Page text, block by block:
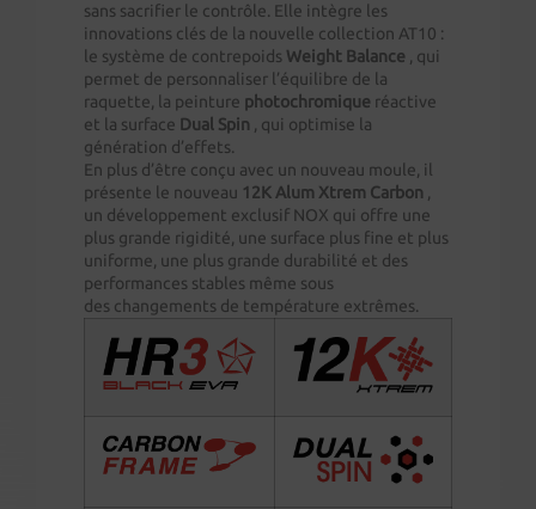
sans sacrifier le contrôle. Elle intègre les
innovations clés de la nouvelle collection AT10 :
le système de contrepoids Weight Balance , qui
permet de personnaliser l’équilibre de la
raquette, la peinture photochromique réactive
et la surface Dual Spin , qui optimise la
génération d’effets.
En plus d’être conçu avec un nouveau moule, il
présente le nouveau 12K Alum Xtrem Carbon
un développement exclusif NOX qui offre une
plus grande rigidité, une surface plus fine et plus
uniforme, une plus grande durabilité et des
performances stables même sous
des changements de température extrêmes.